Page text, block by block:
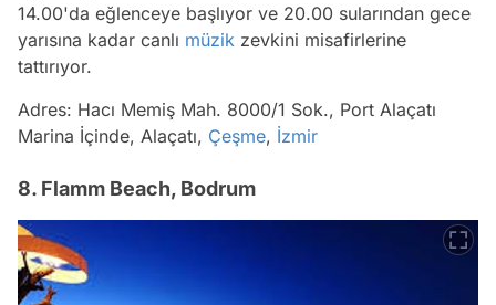
14.00'da eğlenceye başlıyor ve 20.00 sularından gece
yarısına kadar canlı müzik zevkini misafirlerine
tattırıyor.
Adres: Hacı Memiş Mah. 8000/1 Sok., Port Alaçatı
Marina İçinde, Alaçatı, Çeşme, İzmir
8. Flamm Beach, Bodrum